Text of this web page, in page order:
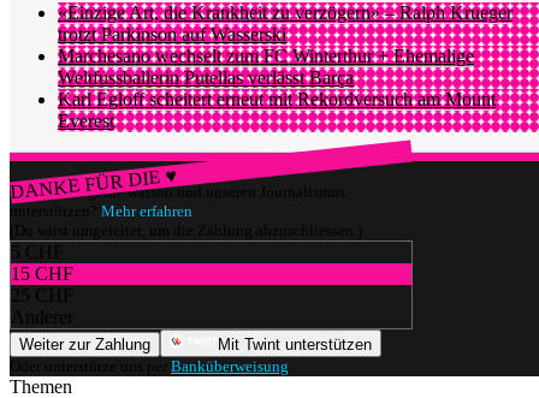
«Einzige Art, die Krankheit zu verzögern» – Ralph Krueger
trotzt Parkinson auf Wasserski
Marchesano wechselt zum FC Winterthur + Ehemalige
Weltfussballerin Putellas verlässt Barça
Karl Egloff scheitert erneut mit Rekordversuch am Mount
Everest
DANKE FÜR DIE ♥
Würdest du gerne watson und unseren Journalismus
unterstützen? Mehr erfahren
(Du wirst umgeleitet, um die Zahlung abzuschliessen.)
5 CHF
15 CHF
25 CHF
Anderer
Weiter zur Zahlung
Mit Twint unterstützen
Oder unterstütze uns per Banküberweisung
Themen